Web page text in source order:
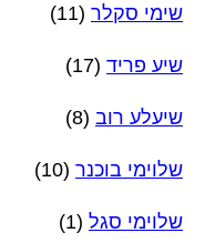
שימי סקלר (11)
שיע פריד (17)
שיעלע רוב (8)
שלוימי בוכנר (10)
שלוימי סגל (1)